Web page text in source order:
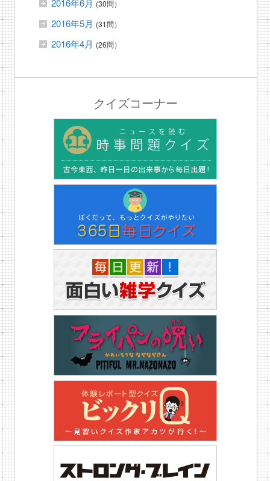
2016年6月 (30問）
2016年5月 (31問）
2016年4月 (26問）
クイズコーナー